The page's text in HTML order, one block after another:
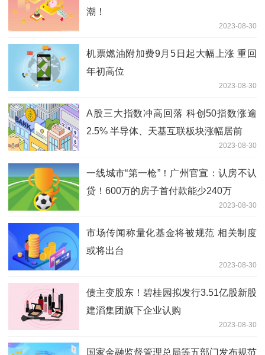
潮！
2023-08-30
机票燃油附加费9月5日起大幅上涨 重回
年初高位
2023-08-30
A股三大指数冲高回落 科创50指数涨逾
2.5% 半导体、天基互联板块涨幅居前
2023-08-30
一线城市“第一枪”！广州官宣：认房不认
贷！600万的房子首付款能少240万
2023-08-30
市场传闻称量化基金将被规范 相关制度
或将出台
2023-08-30
债主变股东！碧桂园拟发行3.51亿股新股
建滔集团旗下企业认购
2023-08-30
国家金融监督管理总局等五部门发布规范